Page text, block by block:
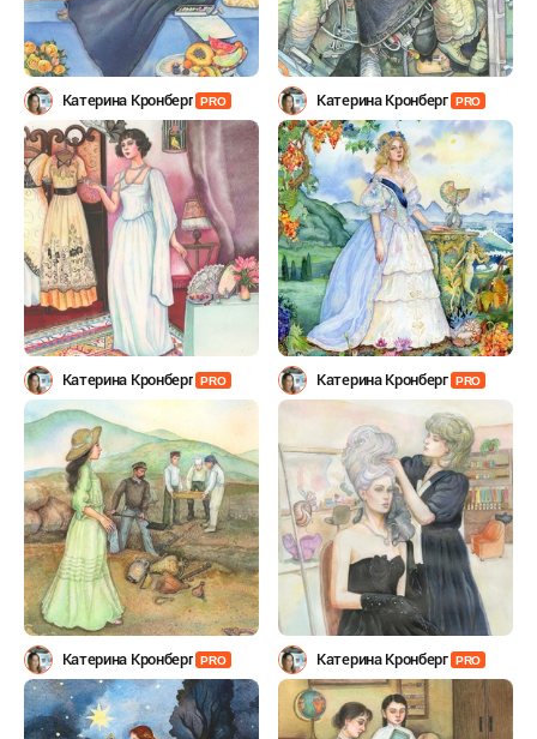
Катерина Кронберг PRO Катерина Кронберг PRO
Катерина Кронберг PRO Катерина Кронберг PRO
Катерина Кронберг PRO Катерина Кронберг PRO